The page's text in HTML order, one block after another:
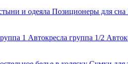
и одеяла Позиционеры для сна
1 Автокресла группа 1/2